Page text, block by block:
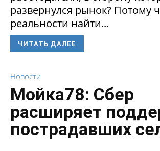
развернулся рынок? Потому
реальности найти...
ЧИТАТЬ ДАЛЕЕ
Новости
Мойка78: Сбер
расширяет
пострадавших